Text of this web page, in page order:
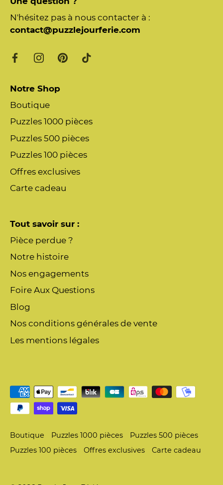
N'hésitez pas à nous contacter à :
contact@puzzlejourferie.com
Notre Shop
Boutique
Puzzles 1000 pièces
Puzzles 500 pièces
Puzzles 100 pièces
Offres exclusives
Carte cadeau
Tout savoir sur :
Pièce perdue ?
Notre histoire
Nos engagements
Foire Aux Questions
Blog
Nos conditions générales de vente
Les mentions légales
Boutique Puzzles 1000 pièces
Puzzles 500 pièces
Puzzles 100 pièces
Offres exclusives Carte cadeau